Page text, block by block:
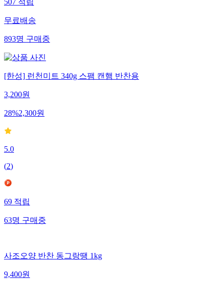
507적립
무료배송
893명구매중
[한성] 런천미트 340g 스팸 캔햄 반찬용
3,200원
28%2,300원
5.0
(2)
69적립
63명구매중
사조오양 반찬 동그랑땡 1kg
9,400원